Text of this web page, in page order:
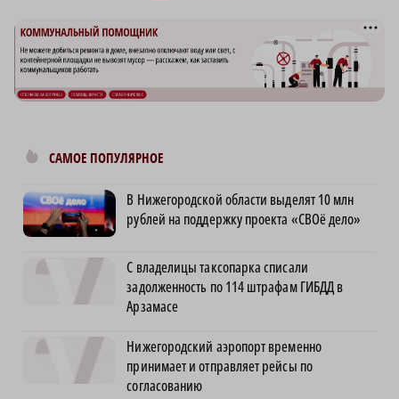
САМОЕ ПОПУЛЯРНОЕ
В Нижегородской области выделят 10 млн
рублей на поддержку проекта «СВОё дело»
С владелицы таксопарка списали
задолженность по 114 штрафам ГИБДД в
Арзамасе
Нижегородский аэропорт временно
принимает и отправляет рейсы по
согласованию